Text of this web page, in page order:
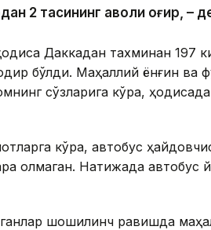
2 тасининг аҳволи оғир, –
Даккадан тахминан 197
бўлди. Маҳаллий ёнғин ва
сўзларига кўра,
кўра, автобус
олмаган. Натижада автобус
шошилинч равишда